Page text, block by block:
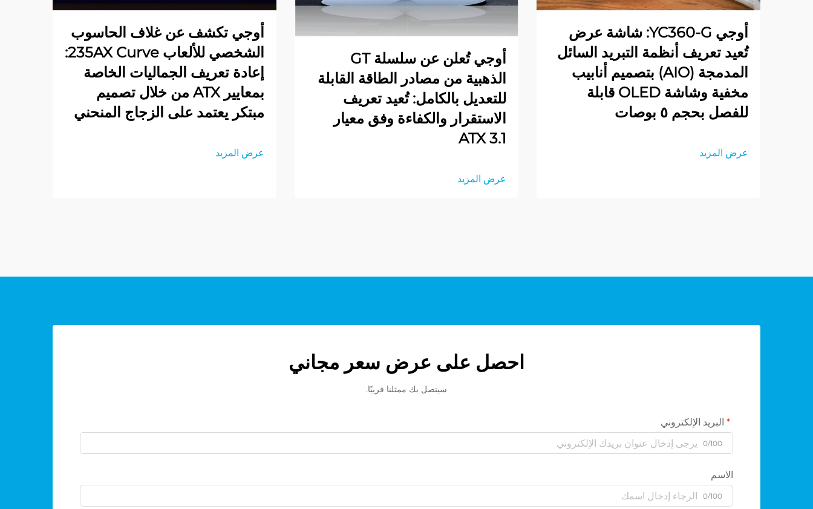
أوجي YC360-G: شاشة عرض
تُعيد تعريف أنظمة التبريد السائل
المدمجة (AIO) بتصميم أنابيب
مخفية وشاشة OLED قابلة
للفصل بحجم ٥ بوصات
عرض المزيد
أوجي تُعلن عن سلسلة GT
الذهبية من مصادر الطاقة القابلة
للتعديل بالكامل: تُعيد تعريف
الاستقرار والكفاءة وفق معيار
ATX 3.1
عرض المزيد
أوجي تكشف عن غلاف الحاسوب
الشخصي للألعاب 235AX Curve:
إعادة تعريف الجماليات الخاصة
بمعايير ATX من خلال تصميم
مبتكر يعتمد على الزجاج المنحني
عرض المزيد
احصل على عرض سعر مجاني
سيتصل بك ممثلنا قريبًا.
البريد الإلكتروني
0/100
الاسم
0/100